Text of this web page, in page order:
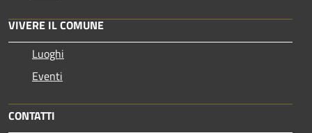
VIVERE IL COMUNE
Luoghi
Eventi
CONTATTI